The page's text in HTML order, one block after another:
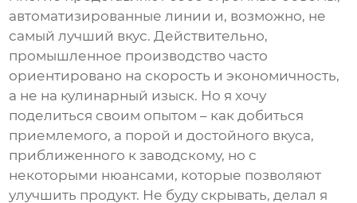
автоматизированные линии и, возможно, не
самый лучший вкус. Действительно,
промышленное производство часто
ориентировано на скорость и экономичность,
а не на кулинарный изыск. Но я хочу
поделиться своим опытом – как добиться
приемлемого, а порой и достойного вкуса,
приближенного к заводскому, но с
некоторыми нюансами, которые позволяют
улучшить продукт. Не буду скрывать, делал я